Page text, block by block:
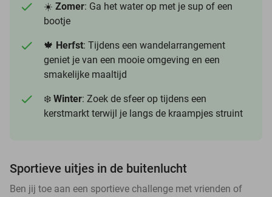
☀️ Zomer: Ga het water op met je sup of een
bootje
🍁 Herfst: Tijdens een wandelarrangement
geniet je van een mooie omgeving en een
smakelijke maaltijd
❄️ Winter: Zoek de sfeer op tijdens een
kerstmarkt terwijl je langs de kraampjes struint
Sportieve uitjes in de buitenlucht
Ben jij toe aan een sportieve challenge met vrienden of